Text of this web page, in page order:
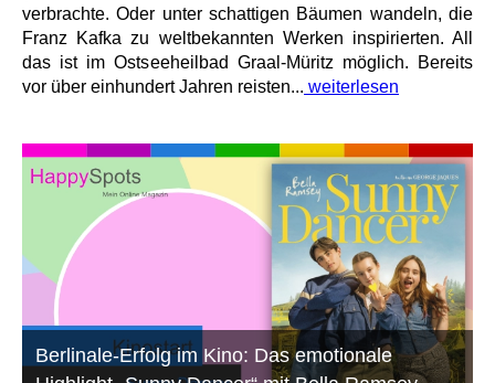
verbrachte. Oder unter schattigen Bäumen wandeln, die
Franz Kafka zu weltbekannten Werken inspirierten. All
das ist im Ostseeheilbad Graal-Müritz möglich. Bereits
vor über einhundert Jahren reisten... weiterlesen
Berlinale-Erfolg im Kino: Das emotionale